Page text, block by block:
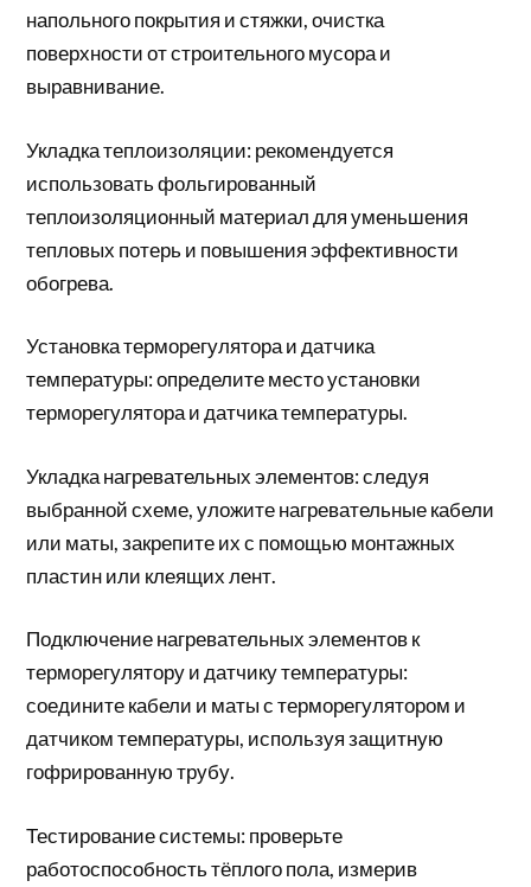
напольного покрытия и стяжки, очистка
поверхности от строительного мусора и
выравнивание.
Укладка теплоизоляции: рекомендуется
использовать фольгированный
теплоизоляционный материал для уменьшения
тепловых потерь и повышения эффективности
обогрева.
Установка терморегулятора и датчика
температуры: определите место установки
терморегулятора и датчика температуры.
Укладка нагревательных элементов: следуя
выбранной схеме, уложите нагревательные кабели
или маты, закрепите их с помощью монтажных
пластин или клеящих лент.
Подключение нагревательных элементов к
терморегулятору и датчику температуры:
соедините кабели и маты с терморегулятором и
датчиком температуры, используя защитную
гофрированную трубу.
Тестирование системы: проверьте
работоспособность тёплого пола, измерив